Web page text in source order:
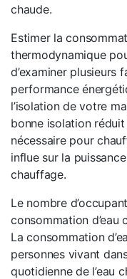
chaude.
Estimer la
thermodynamique
d’examiner plusieurs
performance
l’isolation de votre
bonne isolation
nécessaire pour
influe sur la
chauffage.
Le nombre
consommation
La consommation
personnes vivant
quotidienne de l’eau